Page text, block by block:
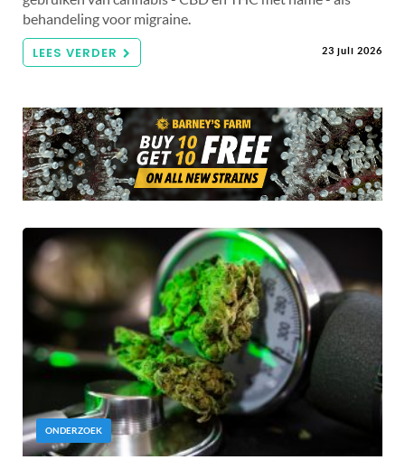
behandeling voor migraine.
LEES VERDER 23 juli 2026
ONDERZOEK